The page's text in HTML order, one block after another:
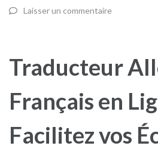
Laisser un commentaire
Traducteur
Français en
Facilitez vos